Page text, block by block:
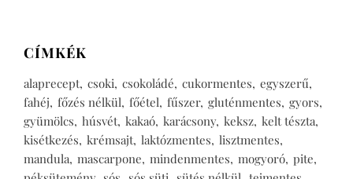
CÍMKÉK
alaprecept csoki csokoládé cukormentes egyszerű
fahéj főzés nélkül főétel fűszer gluténmentes gyors
gyümölcs húsvét kakaó karácsony keksz kelt tészta
kisétkezés krémsajt laktózmentes lisztmentes
mandula mascarpone mindenmentes mogyoró pite